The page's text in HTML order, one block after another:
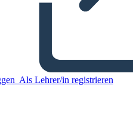
Als Lehrer/in registrieren